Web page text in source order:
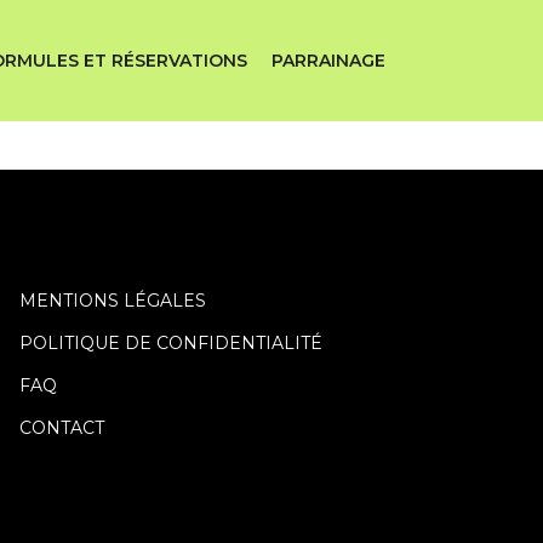
ET RÉSERVATIONS PARRAINAGE
MENTIONS LÉGALES
POLITIQUE DE CONFIDENTIALITÉ
FAQ
CONTACT